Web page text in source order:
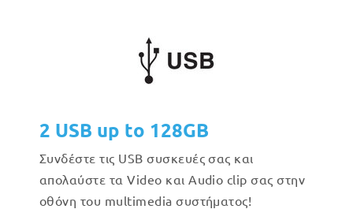
2 USB up to 128GB
Συνδέστε τις USB συσκευές σας και
απολαύστε τα Video και Audio clip σας στην
οθόνη του multimedia συστήματος!